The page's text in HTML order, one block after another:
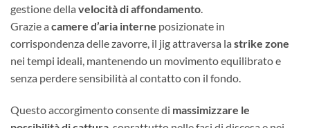
gestione della velocità di affondamento.
Grazie a camere d’aria interne posizionate in
corrispondenza delle zavorre, il jig attraversa la strike zone
nei tempi ideali, mantenendo un movimento equilibrato e
senza perdere sensibilità al contatto con il fondo.
Questo accorgimento consente di massimizzare le